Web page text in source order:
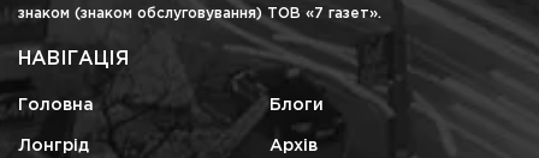
знаком (знаком обслуговування) ТОВ «7 газет».
НАВІГАЦІЯ
Головна Блоги
Лонгрід Архів